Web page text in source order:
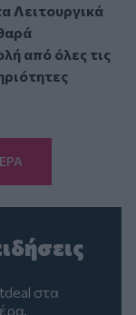
Λειτουργικά
από όλες τις
στα